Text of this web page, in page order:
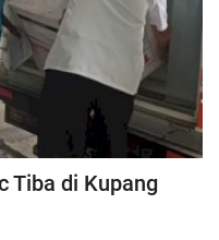
Tiba di Kupang